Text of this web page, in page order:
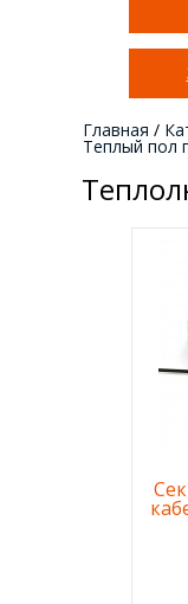
Главная /
Теплый пол